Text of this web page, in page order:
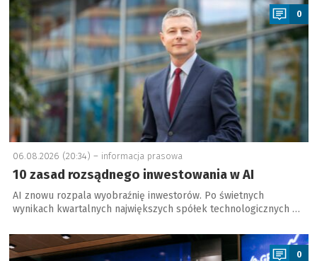
0
06.08.2026 (20:34) – informacja prasowa
10 zasad rozsądnego inwestowania w AI
AI znowu rozpala wyobraźnię inwestorów. Po świetnych
wynikach kwartalnych największych spółek technologicznych …
a
0